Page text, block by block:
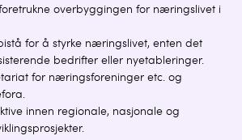
overbyggingen for næringslivet i
for å styrke næringslivet, enten det
bedrifter eller nyetableringer.
for næringsforeninger etc. og
innen regionale, nasjonale og